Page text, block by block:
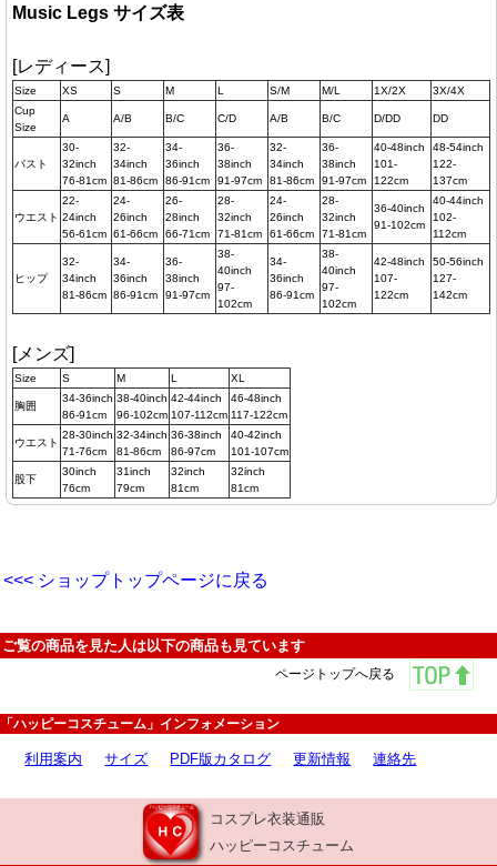
Music Legs サイズ表
[レディース]
Size XS S M L S/M M/L 1X/2X
3X/4X
Cup
Size
A A/B B/C C/D A/B B/C D/DD DD
バスト
30-
32inch
76-81cm
32-
34inch
81-86cm
34-
36inch
86-91cm
36-
38inch
91-97cm
32-
34inch
81-86cm
36-
38inch
91-97cm
40-48inch
101-
122cm
48-54inch
122-
137cm
ウエスト
22-
24inch
56-61cm
24-
26inch
61-66cm
26-
28inch
66-71cm
28-
32inch
71-81cm
24-
26inch
61-66cm
28-
32inch
71-81cm
36-40inch
91-102cm
40-44inch
102-
112cm
ヒップ
32-
34inch
81-86cm
34-
36inch
86-91cm
36-
38inch
91-97cm
38-
40inch
97-
102cm
34-
36inch
86-91cm
38-
40inch
97-
102cm
42-48inch
107-
122cm
50-56inch
127-
142cm
[メンズ]
Size S M L XL
胸囲
34-36inch
86-91cm
38-40inch
96-102cm
42-44inch
107-112cm
46-48inch
117-122cm
ウエスト
28-30inch
71-76cm
32-34inch
81-86cm
36-38inch
86-97cm
40-42inch
101-107cm
股下
30inch
76cm
31inch
79cm
32inch
81cm
32inch
81cm
<<< ショップトップページに戻る
ご覧の商品を見た人は以下の商品も見ています
ページトップへ戻る
「ハッピーコスチューム」インフォメーション
利用案内 サイズ PDF版カタログ 更新情報 連絡先
コスプレ衣装通販
ハッピーコスチューム